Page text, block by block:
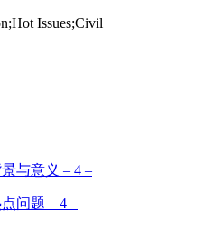
Issues;Civil
与意义 – 4 –
问题 – 4 –